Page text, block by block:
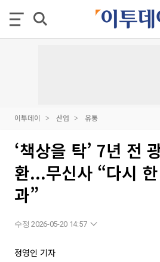
이투데이 산업 유통
‘책상을 탁’ 7년 전
환...무신사 “다시
과”
수정 2026-05-20 14:57
정영인 기자